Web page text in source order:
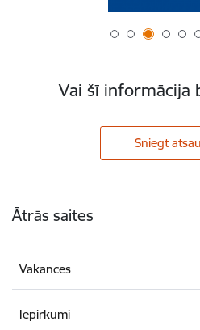
Vai šī informācija
Sniegt
Ātrās saites
Vakances
Iepirkumi